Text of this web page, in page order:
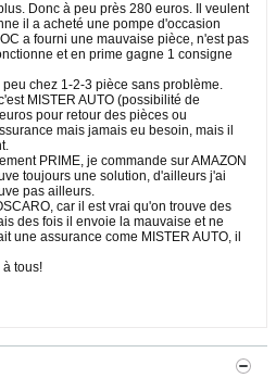
Donc à peu près 280 euros. Il veulent
il a acheté une pompe d'occasion
a fourni une mauvaise pièce, n'est pas
et en prime gagne 1 consigne
chez 1-2-3 pièce sans problème.
MISTER AUTO (possibilité de
pour retour des pièces ou
mais jamais eu besoin, mais il
PRIME, je commande sur AMAZON
toujours une solution, d'ailleurs j'ai
pas ailleurs.
car il est vrai qu'on trouve des
des fois il envoie la mauvaise et ne
une assurance come MISTER AUTO, il
tous!